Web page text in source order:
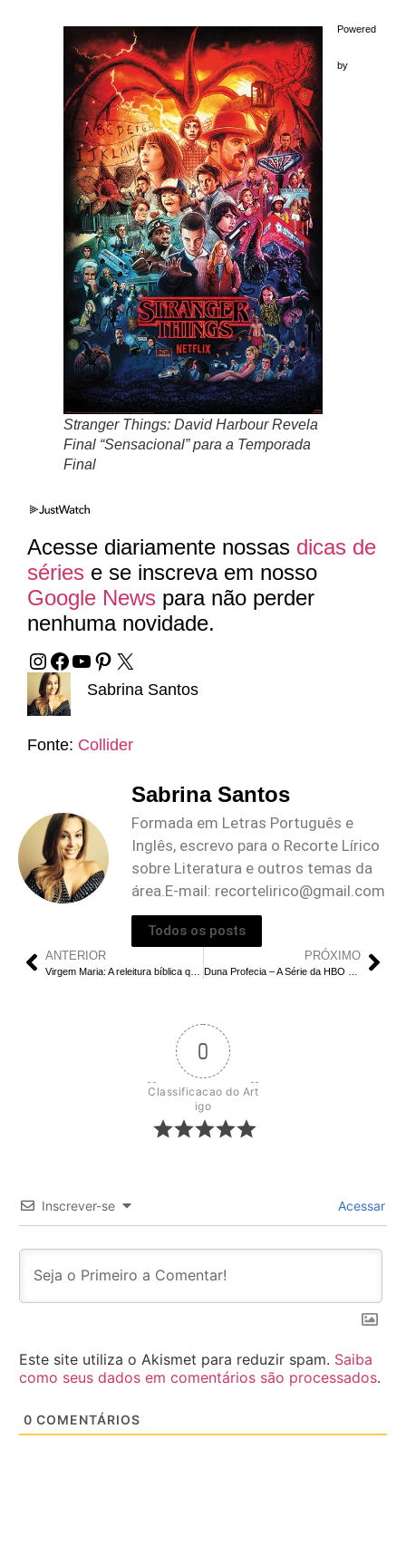
Stranger Things: David Harbour Revela
Final “Sensacional” para a Temporada
Final
Powered
by
Acesse diariamente nossas dicas de
séries e se inscreva em nosso
Google News para não perder
nenhuma novidade.
Sabrina Santos
Fonte: Collider
Sabrina Santos
Formada em Letras Português e
Inglês, escrevo para o Recorte Lírico
sobre Literatura e outros temas da
área.E-mail: recortelirico@gmail.com
Todos os posts
ANTERIOR PRÓXIMO
0
Classificacao do Art
igo
Inscrever-se Acessar
Este site utiliza o Akismet para reduzir spam. Saiba
como seus dados em comentários são processados.
0 COMENTÁRIOS